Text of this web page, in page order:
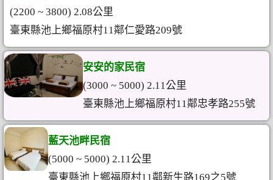
(2200 ~ 3800) 2.08公里
臺東縣池上鄉福原村11鄰仁愛路209號
安安的家民宿
(3000 ~ 5000) 2.11公里
臺東縣池上鄉福原村11鄰忠孝路255號
藍天池畔民宿
(5000 ~ 5000) 2.11公里
臺東縣池上鄉福原村11鄰新生路169之5號